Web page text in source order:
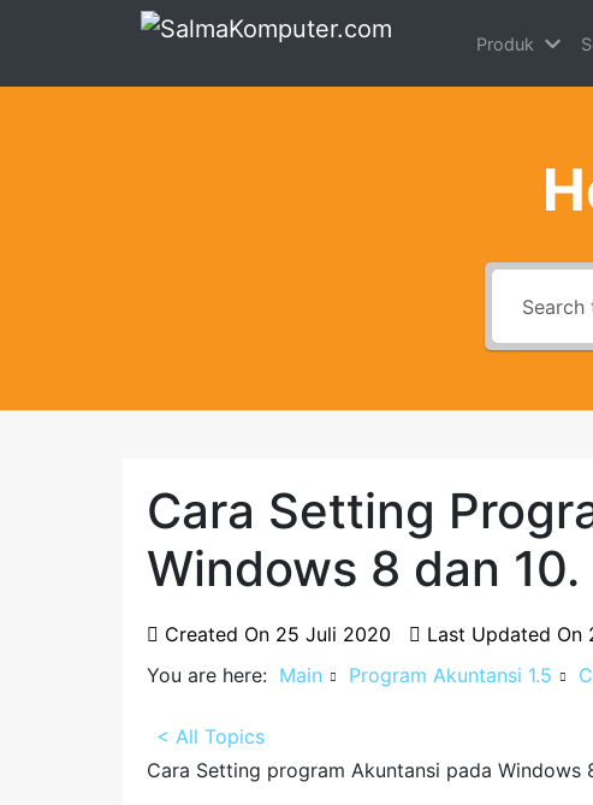
Produk
Cara Setting
Windows 8 dan 10.
Created On 25 Juli 2020 Last Updated On
You are here: Main Program Akuntansi 1.5
< All Topics
Cara Setting program Akuntansi pada Windows